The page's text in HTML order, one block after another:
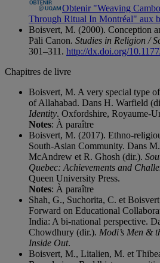
Obtenir "Weaving
Through Ritual In Montréal" aux
Boisvert, M. (2000). Conception
Pāli Canon. Studies in Religion /
301–311. http://dx.doi.org/
Chapitres de livre
Boisvert, M. A very special type
of Allahabad. Dans H. Warfield
Identity. Oxfordshire, Royaume-
Notes: À paraître
Boisvert, M. (2017). Ethno-
South-Asian Community. Dans
McAndrew et R. Ghosh (dir.).
Quebec: Achievements and
Queen University Press.
Notes: À paraître
Shah, G., Suchorita, C. et
Forward on Educational
India: A bi-national perspective.
Chowdhury (dir.). Modi’s Men &
Inside Out.
Boisvert, M., Litalien, M. et